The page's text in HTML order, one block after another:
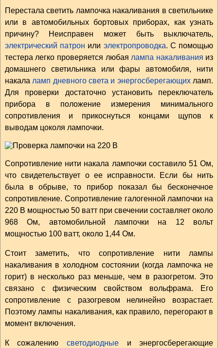
Перестала светить лампочка накаливания в светильнике
или в автомобильных бортовых приборах, как узнать
причину? Неисправен может быть выключатель,
электрический патрон или электропроводка. С помощью
тестера легко проверяется любая лампа накаливания из
домашнего светильника или фары автомобиля, нити
накала ламп дневного света и энергосберегающихламп.
Для проверки достаточно установить переключатель
прибора в положение измерения минимального
сопротивления и прикоснуться концами щупов к
выводам цоколя лампочки.
Сопротивление нити накала лампочки составило 51 Ом,
что свидетельствует о ее исправности. Если бы нить
была в обрыве, то прибор показал бы бесконечное
сопротивление. Сопротивление галогенной лампочки на
220 В мощностью 50 ватт при свечении составляет около
968 Ом, автомобильной лампочки на 12 вольт
мощностью 100 ватт, около 1,44 Ом.
Стоит заметить, что сопротивление нити лампы
накаливания в холодном состоянии (когда лампочка не
горит) в несколько раз меньше, чем в разогретом. Это
связано с физическим свойством вольфрама. Его
сопротивление с разогревом нелинейно возрастает.
Поэтому лампы накаливания, как правило, перегорают в
момент включения.
К сожалению светодиодные и энергосберегающие